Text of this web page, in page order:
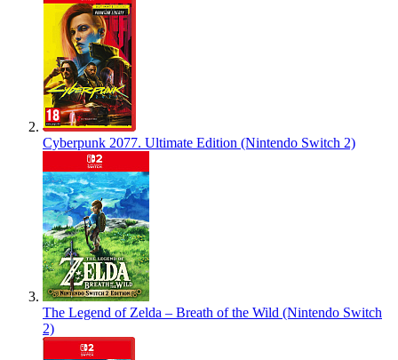
Cyberpunk 2077. Ultimate Edition (Nintendo Switch 2)
The Legend of Zelda – Breath of the Wild (Nintendo Switch
2)